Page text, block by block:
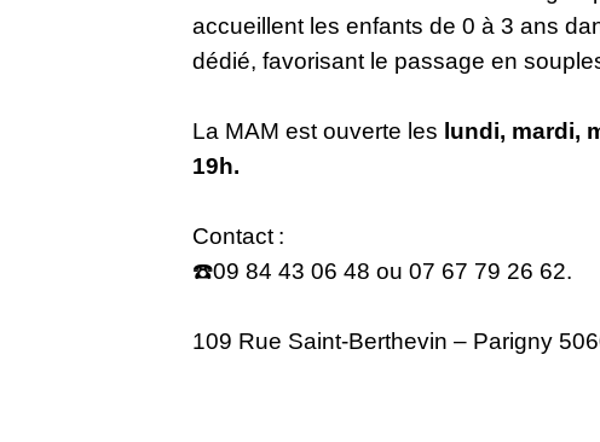
accueillent les enfants de 0 à 3 ans
dédié, favorisant le passage en
La MAM est ouverte les lundi, mardi,
19h.
Contact :
☎️09 84 43 06 48 ou 07 67 79 26 62.
109 Rue Saint-Berthevin – Parigny